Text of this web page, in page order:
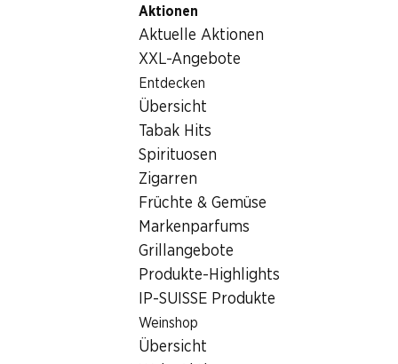
Aktionen
Aktuelle Aktionen
XXL-Angebote
Entdecken
Übersicht
Tabak Hits
Spirituosen
Zigarren
Früchte & Gemüse
Markenparfums
Grillangebote
Produkte-Highlights
IP-SUISSE Produkte
Weinshop
Übersicht
Lebensmittel Snack/Apero
Snack/Apero
Wochenaktionen
Kambly Goldfish The
Original